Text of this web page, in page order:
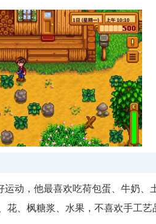
动，他最喜欢吃荷包蛋、牛奶、
花、枫糖浆、水果，不喜欢手工艺